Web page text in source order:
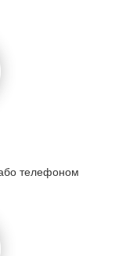
телефоном